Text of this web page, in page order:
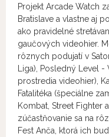
Projekt Arcade Watch
Bratislave a vlastne aj
ako pravidelné
gaučových videohier.
rôznych podujatí v
Liga), Posledný Level
prostredia videohier),
Fatalitéka (špeciálne
Kombat, Street Fighter
zúčastňovanie sa na
Fest Anča, ktorá ich